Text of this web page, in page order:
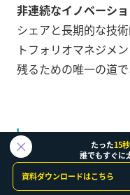
非連続なイノベーシ
シェアと長期的な技
トフォリオマネジメ
残るための唯一の道で
表2：主要エネ
25年時点）
たった15秒
誰でもすぐに
資料ダウンロードはこちら